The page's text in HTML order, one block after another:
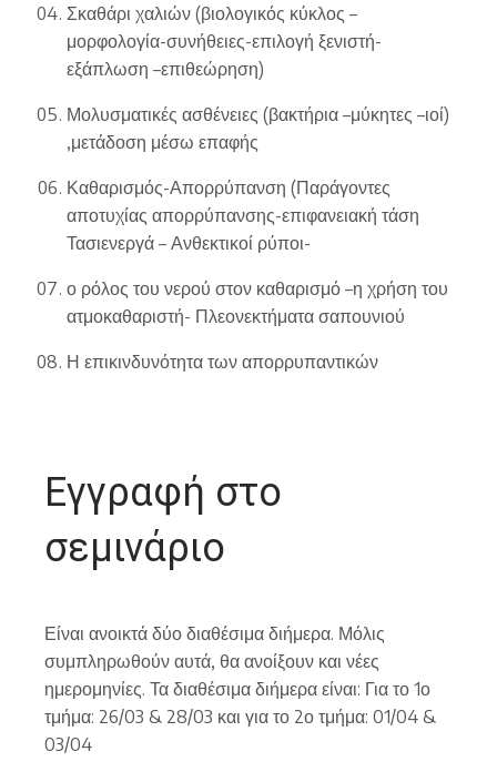
Σκαθάρι χαλιών (βιολογικός κύκλος –
μορφολογία-συνήθειες-επιλογή ξενιστή-
εξάπλωση –επιθεώρηση)
Μολυσματικές ασθένειες (βακτήρια –μύκητες –ιοί)
,μετάδοση μέσω επαφής
Καθαρισμός-Απορρύπανση (Παράγοντες
αποτυχίας απορρύπανσης-επιφανειακή τάση
Τασιενεργά – Ανθεκτικοί ρύποι-
ο ρόλος του νερού στον καθαρισμό –η χρήση του
ατμοκαθαριστή- Πλεονεκτήματα σαπουνιού
Η επικινδυνότητα των απορρυπαντικών
Εγγραφή στο
σεμινάριο
Είναι ανοικτά δύο διαθέσιμα διήμερα. Μόλις
συμπληρωθούν αυτά, θα ανοίξουν και νέες
ημερομηνίες. Τα διαθέσιμα διήμερα είναι: Για το 1ο
τμήμα: 26/03 & 28/03 και για το 2ο τμήμα: 01/04 &
03/04